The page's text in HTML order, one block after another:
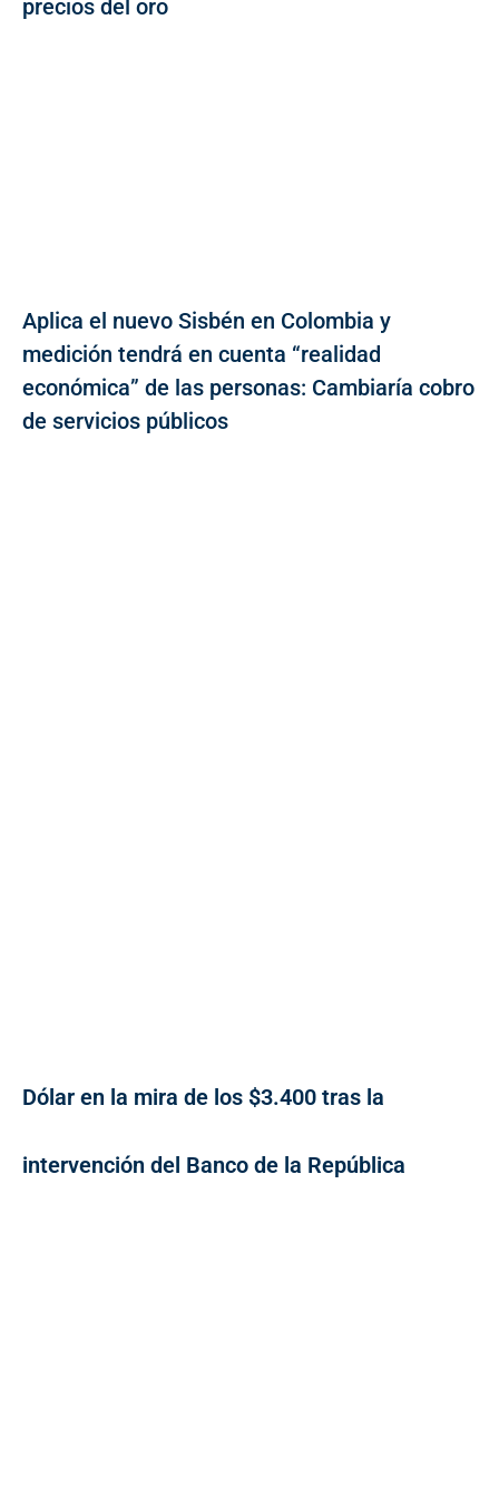
precios del oro
Aplica el nuevo Sisbén en Colombia y
medición tendrá en cuenta “realidad
económica” de las personas: Cambiaría cobro
de servicios públicos
Dólar en la mira de los $3.400 tras la
intervención del Banco de la República